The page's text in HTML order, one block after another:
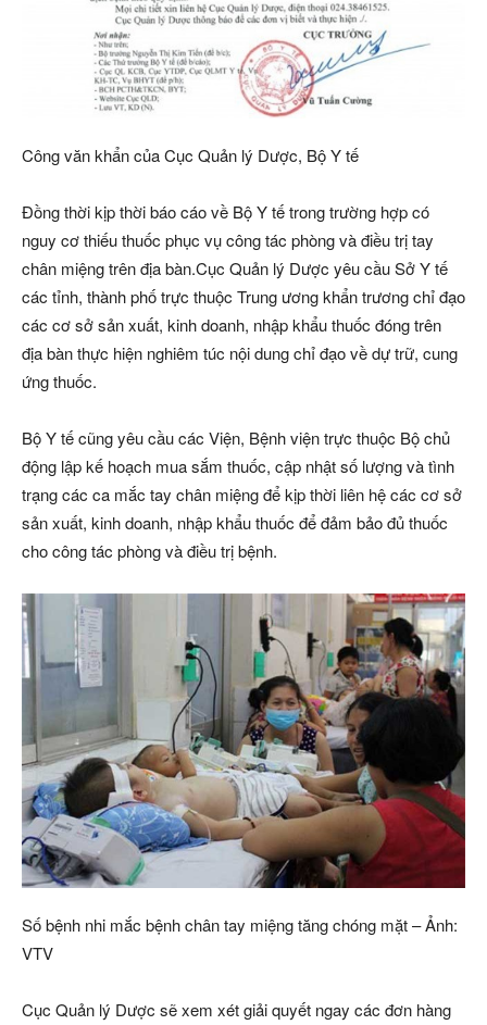
Công văn khẩn của Cục Quản lý Dược, Bộ Y tế
Đồng thời kịp thời báo cáo về Bộ Y tế trong trường hợp có
nguy cơ thiếu thuốc phục vụ công tác phòng và điều trị tay
chân miệng trên địa bàn.Cục Quản lý Dược yêu cầu Sở Y tế
các tỉnh, thành phố trực thuộc Trung ương khẩn trương chỉ đạo
các cơ sở sản xuất, kinh doanh, nhập khẩu thuốc đóng trên
địa bàn thực hiện nghiêm túc nội dung chỉ đạo về dự trữ, cung
ứng thuốc.
Bộ Y tế cũng yêu cầu các Viện, Bệnh viện trực thuộc Bộ chủ
động lập kế hoạch mua sắm thuốc, cập nhật số lượng và tình
trạng các ca mắc tay chân miệng để kịp thời liên hệ các cơ sở
sản xuất, kinh doanh, nhập khẩu thuốc để đảm bảo đủ thuốc
cho công tác phòng và điều trị bệnh.
Số bệnh nhi mắc bệnh chân tay miệng tăng chóng mặt – Ảnh:
VTV
Cục Quản lý Dược sẽ xem xét giải quyết ngay các đơn hàng